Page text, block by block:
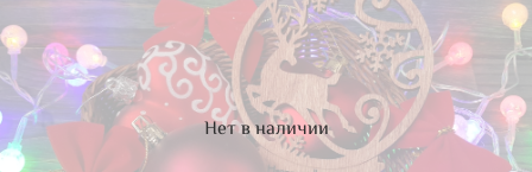
Нет в наличии